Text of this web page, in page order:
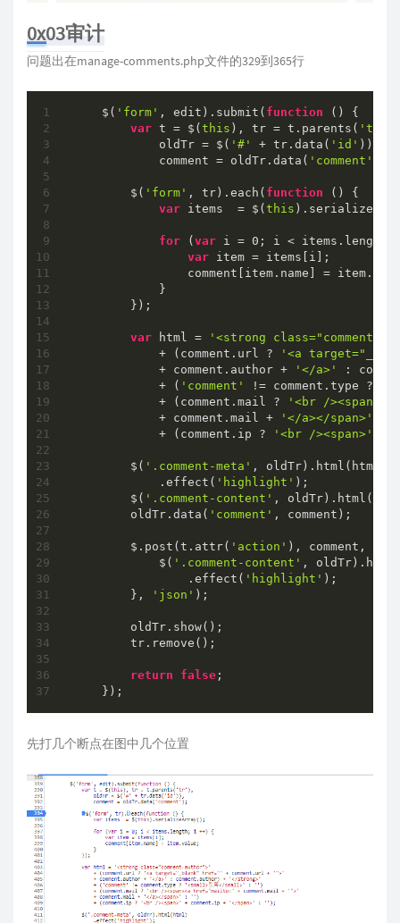
0x03审计
问题出在manage-comments.php文件的329到365行
    $(
'form' , edit).submit( function ( ) {
var t = $( this ), tr = t.parents( 'tr'
            oldTr = $(
'#' + tr.data( 'id' )),
            comment = oldTr.data(
'comment'
        $(
'form' , tr).each( function ( ) {
var items  = $( this
for ( var i = 0 ; i <
var item = items[i];
comment[item.name] =
            }
        });
var html =
'<strong class="comment-
            + (comment.url ?
'<a
            + comment.author +
'</a>'
:
            + (
'comment' != comment.type ?
            + (comment.mail ?
'<br /
            + comment.mail +
'</a></span>'
            + (comment.ip ?
'<br /><span>'
        $(
'.comment-meta' , oldTr).html(html)
            .effect(
'highlight' );
        $(
'.comment-content' , oldTr).html(
        oldTr.data(
'comment' , comment);
        $.post(t.attr(
'action' ), comment,
            $(
'.comment-content' ,
                .effect(
'highlight' );
        },
'json' );
        oldTr.show();
        tr.remove();
return false ;
先打几个断点在图中几个位置